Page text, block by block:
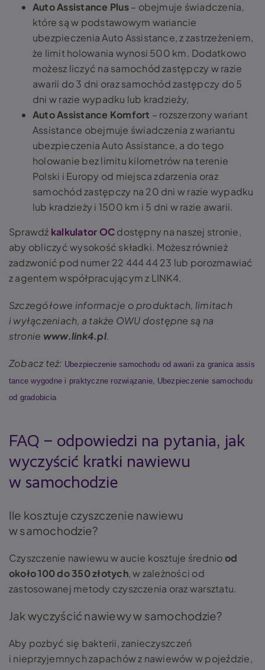
Auto Assistance Plus– obejmuje świadczenia,
które są w podstawowym wariancie
ubezpieczenia Auto Assistance, z zastrzeżeniem,
że limit holowania wynosi 500 km. Dodatkowo
możesz liczyć na samochód zastępczy w razie
awarii do 3 dni oraz samochód zastępczy do 5
dni w razie wypadku lub kradzieży,
Auto Assistance Komfort – rozszerzony wariant
Assistance obejmuje świadczenia z wariantu
ubezpieczenia Auto Assistance, a do tego
holowanie bez limitu kilometrów na terenie
Polski i Europy od miejsca zdarzenia oraz
samochód zastępczy na 20 dni w razie wypadku
lub kradzieży i 1500 km i 5 dni w razie awarii.
Sprawdź kalkulator OCdostępny na naszej stronie,
aby obliczyć wysokość składki. Możesz również
zadzwonić pod numer 22 444 44 23 lub porozmawiać
z agentem współpracującym z LINK4.
Szczegółowe informacje o produktach, limitach
i wyłączeniach, a także OWU dostępne są na
stronie www.link4.pl.
Zobacz też: Ubezpieczenie samochodu od awarii za granica assis
tance wygodne i praktyczne rozwiązanie, Ubezpieczenie samochodu
od gradobicia
FAQ – odpowiedzi na pytania, jak
wyczyścić kratki nawiewu
w samochodzie
Ile kosztuje czyszczenie nawiewu
w samochodzie?
Czyszczenie nawiewu w aucie kosztuje średniood
około 100 do 350 złotych, w zależności od
zastosowanej metody czyszczenia oraz warsztatu.
Jak wyczyścić nawiewy w samochodzie?
Aby pozbyć się bakterii, zanieczyszczeń
i nieprzyjemnych zapachów z nawiewów w pojeździe,